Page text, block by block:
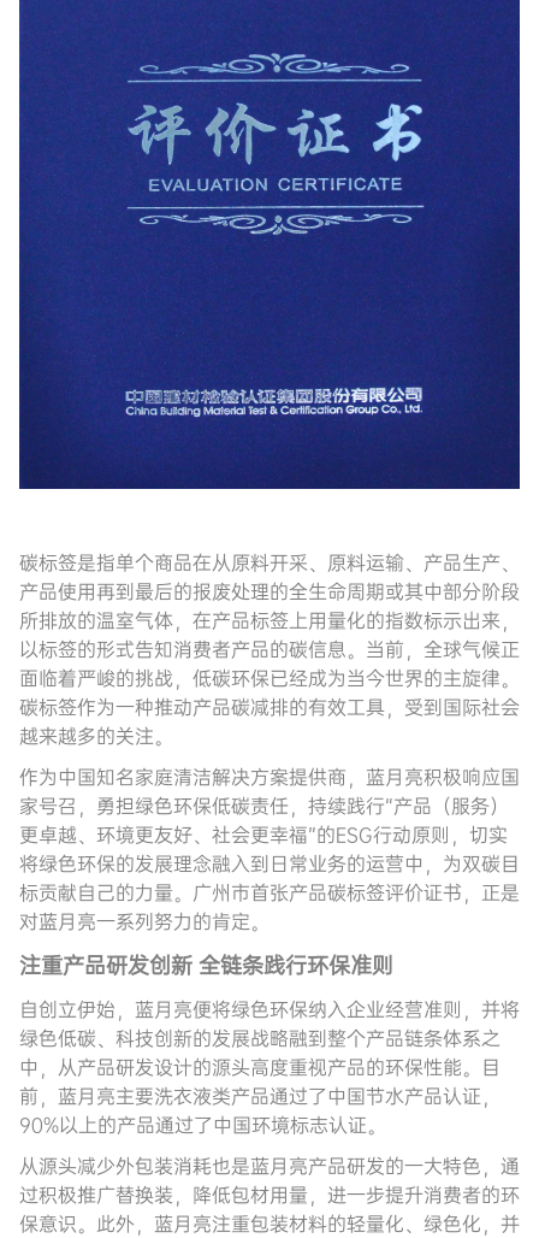
碳标签是指单个商品在从原料开采、原料运输、产品生产、
产品使用再到最后的报废处理的全生命周期或其中部分阶段
所排放的温室气体，在产品标签上用量化的指数标示出来，
以标签的形式告知消费者产品的碳信息。当前，全球气候正
面临着严峻的挑战，低碳环保已经成为当今世界的主旋律。
碳标签作为一种推动产品碳减排的有效工具，受到国际社会
越来越多的关注。
作为中国知名家庭清洁解决方案提供商，蓝月亮积极响应国
家号召，勇担绿色环保低碳责任，持续践行“产品（服务）
更卓越、环境更友好、社会更幸福”的ESG行动原则，切实
将绿色环保的发展理念融入到日常业务的运营中，为双碳目
标贡献自己的力量。广州市首张产品碳标签评价证书，正是
对蓝月亮一系列努力的肯定。
注重产品研发创新 全链条践行环保准则
自创立伊始，蓝月亮便将绿色环保纳入企业经营准则，并将
绿色低碳、科技创新的发展战略融到整个产品链条体系之
中，从产品研发设计的源头高度重视产品的环保性能。目
前，蓝月亮主要洗衣液类产品通过了中国节水产品认证，
90%以上的产品通过了中国环境标志认证。
从源头减少外包装消耗也是蓝月亮产品研发的一大特色，通
过积极推广替换装，降低包材用量，进一步提升消费者的环
保意识。此外，蓝月亮注重包装材料的轻量化、绿色化，并